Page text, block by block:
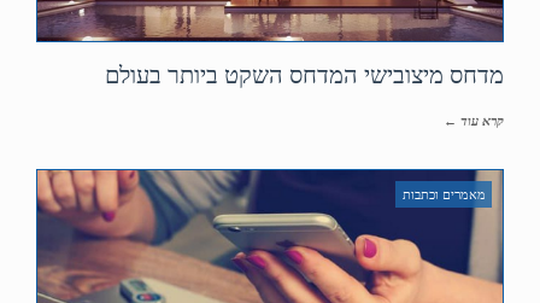
מדחס מיצובישי המדחס השקט ביותר בעולם
קרא עוד ←
מאמרים וכתבות